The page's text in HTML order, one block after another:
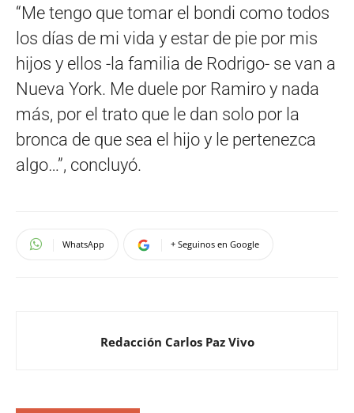
“Me tengo que tomar el bondi como todos
los días de mi vida y estar de pie por mis
hijos y ellos -la familia de Rodrigo- se van a
Nueva York. Me duele por Ramiro y nada
más, por el trato que le dan solo por la
bronca de que sea el hijo y le pertenezca
algo…”, concluyó.
WhatsApp + Seguinos en Google
Redacción Carlos Paz Vivo